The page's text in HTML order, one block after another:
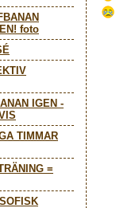
foto
IGEN -
TIMMAR
=